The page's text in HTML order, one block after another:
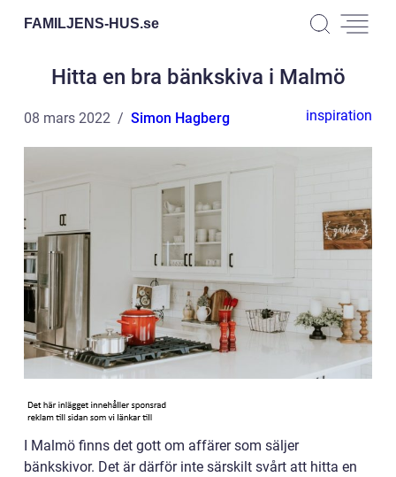
FAMILJENS-HUS.se
Hitta en bra bänkskiva i Malmö
08 mars 2022 Simon Hagberg inspiration
I Malmö finns det gott om affärer som säljer
bänkskivor. Det är därför inte särskilt svårt att hitta en